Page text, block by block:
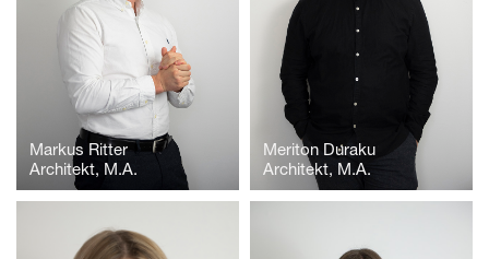
Markus Ritter
Architekt, M.A.
Meriton Duraku
Architekt, M.A.